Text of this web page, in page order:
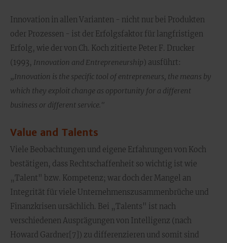
Innovation in allen Varianten - nicht nur bei Produkten
oder Prozessen - ist der Erfolgsfaktor für langfristigen
Erfolg, wie der von Ch. Koch zitierte Peter F. Drucker
(1993, Innovation and Entrepreneurship) ausführt:
„Innovation is the specific tool of entrepreneurs, the means by
which they exploit change as opportunity for a different
business or different service."
Value and Talents
Viele Beobachtungen und eigene Erfahrungen von Koch
bestätigen, dass Rechtschaffenheit so wichtig ist wie
„Talent" bzw. Kompetenz; war doch der Mangel an
Integrität für viele Unternehmenszusammenbrüche und
Finanzkrisen ursächlich. Bei „Talents" ist nach
verschiedenen Ausprägungen von Intelligenz (nach
Howard Gardner[7]) zu differenzieren und somit sind